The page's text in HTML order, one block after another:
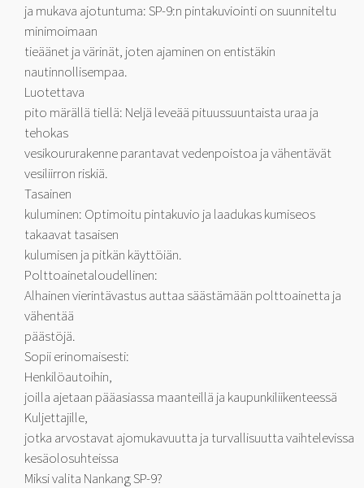
ja mukava ajotuntuma: SP-9:n pintakuviointi on suunniteltu
minimoimaan
tieäänet ja värinät, joten ajaminen on entistäkin
nautinnollisempaa.
Luotettava
pito märällä tiellä: Neljä leveää pituussuuntaista uraa ja
tehokas
vesikoururakenne parantavat vedenpoistoa ja vähentävät
vesiliirron riskiä.
Tasainen
kuluminen: Optimoitu pintakuvio ja laadukas kumiseos
takaavat tasaisen
kulumisen ja pitkän käyttöiän.
Polttoainetaloudellinen:
Alhainen vierintävastus auttaa säästämään polttoainetta ja
vähentää
päästöjä.
Sopii erinomaisesti:
Henkilöautoihin,
joilla ajetaan pääasiassa maanteillä ja kaupunkiliikenteessä
Kuljettajille,
jotka arvostavat ajomukavuutta ja turvallisuutta vaihtelevissa
kesäolosuhteissa
Miksi valita Nankang SP-9?